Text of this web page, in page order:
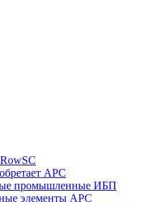
APC
промышленные ИБП
элементы APC